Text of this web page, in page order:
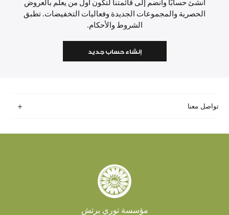
أنشئ حسابًا وانضم إلى قائمتنا لتكون أول من يعلم بالعروض
الحصرية والمجموعات الجديدة وفعاليات التخفيضات. تطبق
الشروط والأحكام.
إنشاء حساب جديد
تواصل معنا
مؤسسة توري برتش